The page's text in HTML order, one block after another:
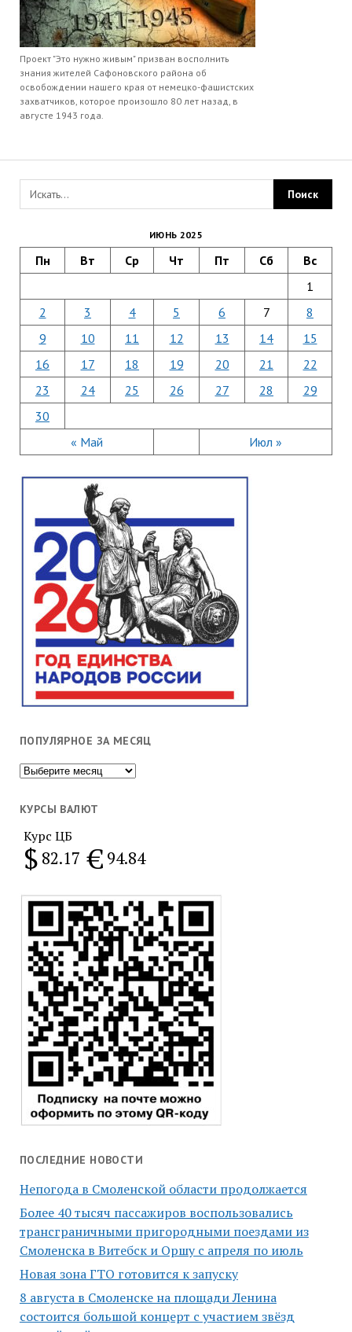
Проект "Это нужно живым" призван восполнить
знания жителей Сафоновского района об
освобождении нашего края от немецко-фашистских
захватчиков, которое произошло 80 лет назад, в
августе 1943 года.
ИЮНЬ 2025
Пн Вт Ср Чт Пт Сб Вс
« Май Июл »
1
2
3 4 5 6 7
8
9
10 11 12 13 14
15
16
17 18 19 20 21
22
23
24 25 26 27 28
29
30
ПОПУЛЯРНОЕ ЗА МЕСЯЦ
Популярное
месяц
КУРСЫ ВАЛЮТ
Курс ЦБ
$ 82.17 € 94.84
ПОСЛЕДНИЕ НОВОСТИ
Непогода в Смоленской области продолжается
Более 40 тысяч пассажиров воспользовались
трансграничными пригородными поездами из
Смоленска в Витебск и Оршу с апреля по июль
Новая зона ГТО готовится к запуску
8 августа в Смоленске на площади Ленина
состоится большой концерт с участием звёзд